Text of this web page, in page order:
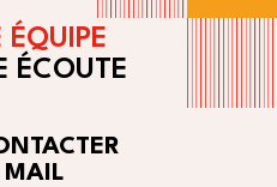
ÉQUIPE
ÉCOUTE
MAIL